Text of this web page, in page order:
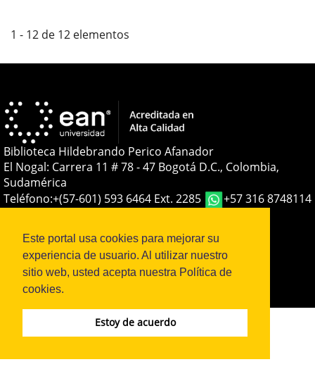
Este portal usa cookies para mejorar su
experiencia de usuario. Al utilizar nuestro
sitio web, usted acepta nuestra Política de
cookies.
Estoy de acuerdo
1 - 12 de 12 elementos
Biblioteca Hildebrando Perico Afanador
El Nogal: Carrera 11 # 78 - 47 Bogotá D.C., Colombia,
Sudamérica
Teléfono:+(57-601) 593 6464 Ext. 2285
+57 316 8748114
biblioteca@universidadean.edu.co
Sistema OJS - Metabiblioteca |